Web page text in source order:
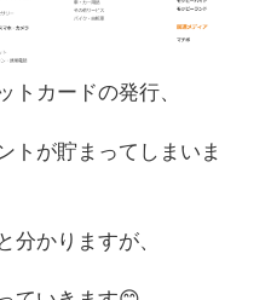
トカードの発行、
トが貯まってしまいま
分かりますが、